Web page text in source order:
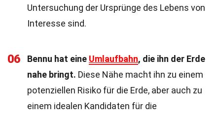
Untersuchung der Ursprünge des Lebens von
Interesse sind.
06 Bennu hat eine Umlaufbahn, die ihn der Erde
nahe bringt. Diese Nähe macht ihn zu einem
potenziellen Risiko für die Erde, aber auch zu
einem idealen Kandidaten für die